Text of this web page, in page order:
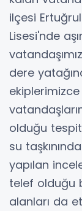
ilçesi
Lisesi'nde
dere
ekiplerimizce
olduğu
su
yapılan
telef olduğu
alanları da